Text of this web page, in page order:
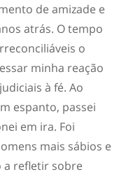
de amizade e
atrás. O tempo
o
minha reação
à fé. Ao
espanto, passei
em ira. Foi
mais sábios e
a refletir sobre